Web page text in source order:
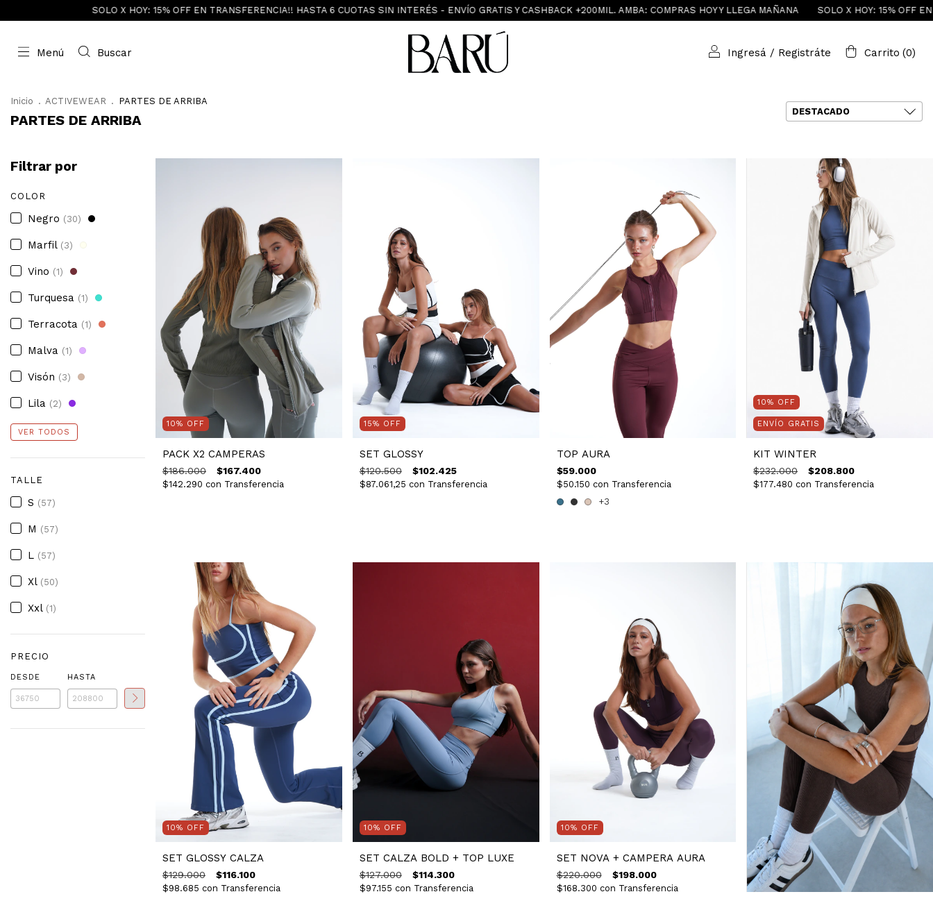
X HOY: 15% OFF EN TRANSFERENCIA!! HASTA 6 CUOTAS SIN INTERÉS - ENVÍO GRATIS Y CASHBACK +200MIL. AMBA: COMPRAS HOY Y LLEGA MAÑANA SOLO X HOY: 15% OFF EN TRANSFERENCIA!!
Menú Buscar Ingresá / Registráte Carrito (0)
Inicio . ACTIVEWEAR . PARTES DE ARRIBA
PARTES DE ARRIBA
Filtrar por
COLOR
Negro (30)
Marfil (3)
Vino (1)
Turquesa (1)
Terracota (1)
Malva (1)
Visón (3)
Lila (2)
VER TODOS
TALLE
S (57)
M (57)
L (57)
Xl (50)
Xxl (1)
PRECIO
DESDE HASTA
10% OFF
PACK X2 CAMPERAS
$186.000 $167.400
$142.290 con Transferencia
15% OFF
SET GLOSSY
$120.500 $102.425
$87.061,25 con Transferencia
TOP AURA
$59.000
$50.150 con Transferencia
+3
10% OFF
ENVÍO GRATIS
KIT WINTER
$232.000 $208.800
$177.480 con Transferencia
10% OFF
SET GLOSSY CALZA
$129.000 $116.100
$98.685 con Transferencia
10% OFF
SET CALZA BOLD + TOP LUXE
$127.000 $114.300
$97.155 con Transferencia
10% OFF
SET NOVA + CAMPERA AURA
$220.000 $198.000
$168.300 con Transferencia